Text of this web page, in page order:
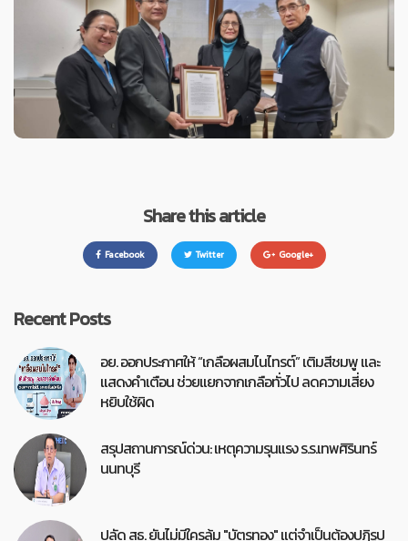
Share this article
Facebook Twitter Google+
Recent Posts
อย. ออกประกาศให้ “เกลือผสมไนไทรต์” เติมสีชมพู และ
แสดงคำเตือน ช่วยแยกจากเกลือทั่วไป ลดความเสี่ยง
หยิบใช้ผิด
สรุปสถานการณ์ด่วน: เหตุความรุนแรง ร.ร.เทพศิรินทร์
นนทบุรี
ปลัด สธ. ยันไม่มีใครล้ม "บัตรทอง" แต่จำเป็นต้องปฏิรูป